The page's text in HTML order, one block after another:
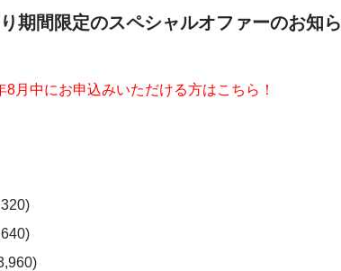
間限定のスペシャルオファーのお知ら
月中にお申込みいただける方はこちら！